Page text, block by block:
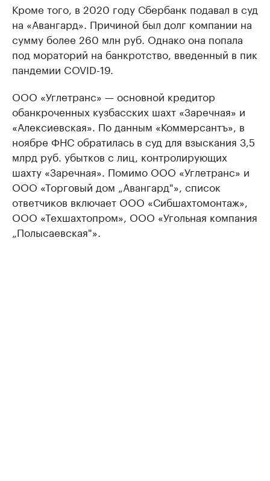
Кроме того, в 2020 году Сбербанк подавал в суд
на «Авангард». Причиной был долг компании на
сумму более 260 млн руб. Однако она попала
под мораторий на банкротство, введенный в пик
пандемии COVID-19.
ООО «Углетранс» — основной кредитор
обанкроченных кузбасских шахт «Заречная» и
«Алексиевская». По данным «Коммерсантъ», в
ноябре ФНС обратилась в суд для взыскания 3,5
млрд руб. убытков с лиц, контролирующих
шахту «Заречная». Помимо ООО «Углетранс» и
ООО «Торговый дом „Авангард"», список
ответчиков включает ООО «Сибшахтомонтаж»,
ООО «Техшахтопром», ООО «Угольная компания
„Полысаевская"».